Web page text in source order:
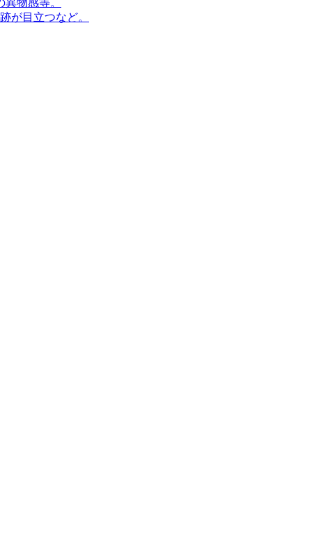
物感等。
が目立つなど。